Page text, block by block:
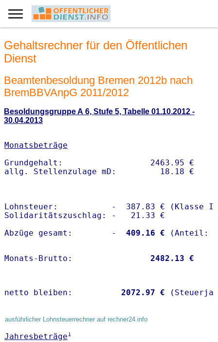
Gehaltsrechner für den Öffentlichen
Dienst
Beamtenbesoldung Bremen 2012b nach
BremBBVAnpG 2011/2012
Besoldungsgruppe A 6, Stufe 5, Tabelle 01.10.2012 -
30.04.2013
Monatsbeträge
Grundgehalt:                  2463.95 €
Lohnsteuer:           -  387.83 € (Klasse I)
Solidaritätszuschlag: -   21.33 €
Abzüge gesamt:        -
  409.16 €
Monats-Brutto: 2482.13 €
netto bleiben: 2072.97 €
ausführlicher Lohnsteuerrechner auf rechner24.info
Jahresbeträge1